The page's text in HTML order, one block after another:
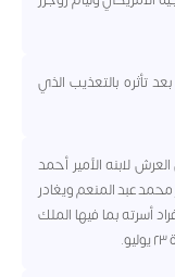
بعد تأثره بالتعذيب الذي
لابنه الأمير أحمد
عبد المنعم ويغادر
أسرته بما فيها الملك